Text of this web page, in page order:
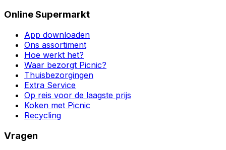
Online Supermarkt
App downloaden
Ons assortiment
Hoe werkt het?
Waar bezorgt Picnic?
Thuisbezorgingen
Extra Service
Op reis voor de laagste prijs
Koken met Picnic
Recycling
Vragen